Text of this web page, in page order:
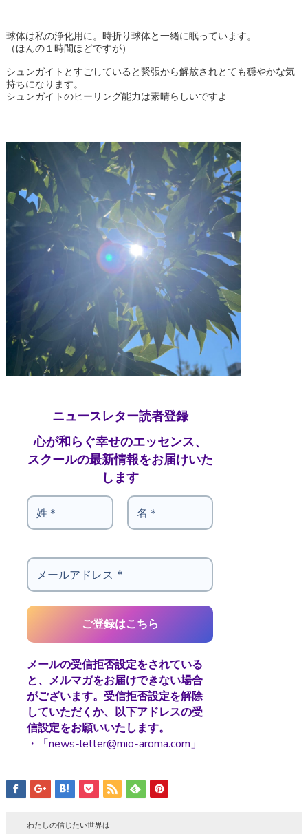
球体は私の浄化用に。時折り球体と一緒に眠っています。
（ほんの１時間ほどですが）
シュンガイトとすごしていると緊張から解放されとても穏やかな気
持ちになります。
シュンガイトのヒーリング能力は素晴らしいですよ
ニュースレター読者登録
心が和らぐ幸せのエッセンス、
スクールの最新情報をお届けいた
します
メールの受信拒否設定をされている
と、メルマガをお届けできない場合
がございます。受信拒否設定を解除
していただくか、以下アドレスの受
信設定をお願いいたします。
・「news-letter@mio-aroma.com」
わたしの信じたい世界は